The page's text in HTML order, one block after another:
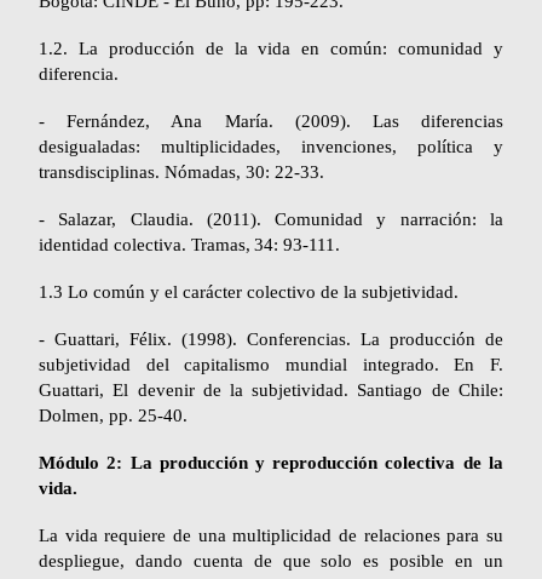
1.2. La producción de la vida en común: comunidad y
diferencia.
- Fernández, Ana María. (2009). Las diferencias
desigualadas: multiplicidades, invenciones, política y
transdisciplinas.Nómadas, 30: 22-33.
- Salazar, Claudia. (2011). Comunidad y narración: la
identidad colectiva.Tramas, 34: 93-111.
1.3 Lo común y el carácter colectivo de la subjetividad.
- Guattari, Félix. (1998). Conferencias. La producción de
subjetividad del capitalismo mundial integrado. En F.
Guattari,El devenir de la subjetividad. Santiago de Chile:
Dolmen, pp. 25-40.
Módulo 2: La producción y reproducción colectiva de la
vida.
La vida requiere de una multiplicidad de relaciones para su
despliegue, dando cuenta de que solo es posible en un